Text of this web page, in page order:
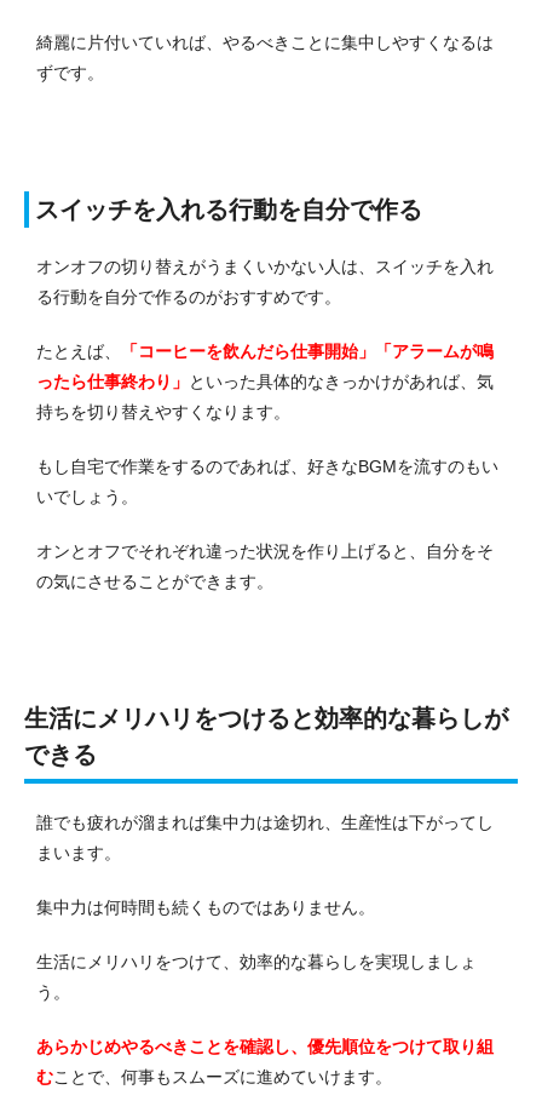
綺麗に片付いていれば、やるべきことに集中しやすくなるは
ずです。
スイッチを入れる行動を自分で作る
オンオフの切り替えがうまくいかない人は、スイッチを入れ
る行動を自分で作るのがおすすめです。
たとえば、
「コーヒーを飲んだら仕事開始」「アラームが鳴
ったら仕事終わり」 といった具体的なきっかけがあれば、気
持ちを切り替えやすくなります。
もし自宅で作業をするのであれば、好きなBGMを流すのもい
いでしょう。
オンとオフでそれぞれ違った状況を作り上げると、自分をそ
の気にさせることができます。
生活にメリハリをつけると効率的な暮らしが
できる
誰でも疲れが溜まれば集中力は途切れ、生産性は下がってし
まいます。
集中力は何時間も続くものではありません。
生活にメリハリをつけて、効率的な暮らしを実現しましょ
う。
あらかじめやるべきことを確認し、優先順位をつけて取り組
むことで、何事もスムーズに進めていけます。